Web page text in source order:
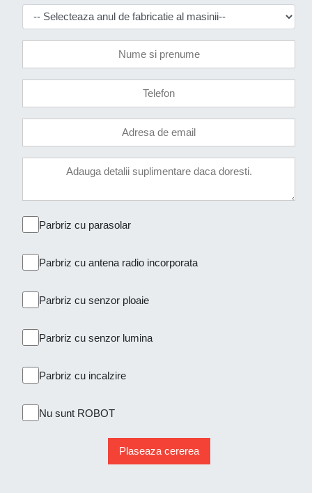
Parbriz cu parasolar
Parbriz cu antena radio incorporata
Parbriz cu senzor ploaie
Parbriz cu senzor lumina
Parbriz cu incalzire
Nu sunt ROBOT
Plaseaza cererea